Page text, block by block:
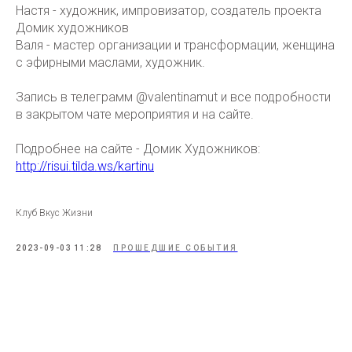
Настя - художник, импровизатор, создатель проекта
Домик художников
Валя - мастер организации и трансформации, женщина
с эфирными маслами, художник.
Запись в телеграмм @valentinamut и все подробности
в закрытом чате мероприятия и на сайте.
Подробнее на сайте - Домик Художников:
http://risui.tilda.ws/kartinu
Клуб Вкус Жизни
2023-09-03 11:28 ПРОШЕДШИЕ СОБЫТИЯ